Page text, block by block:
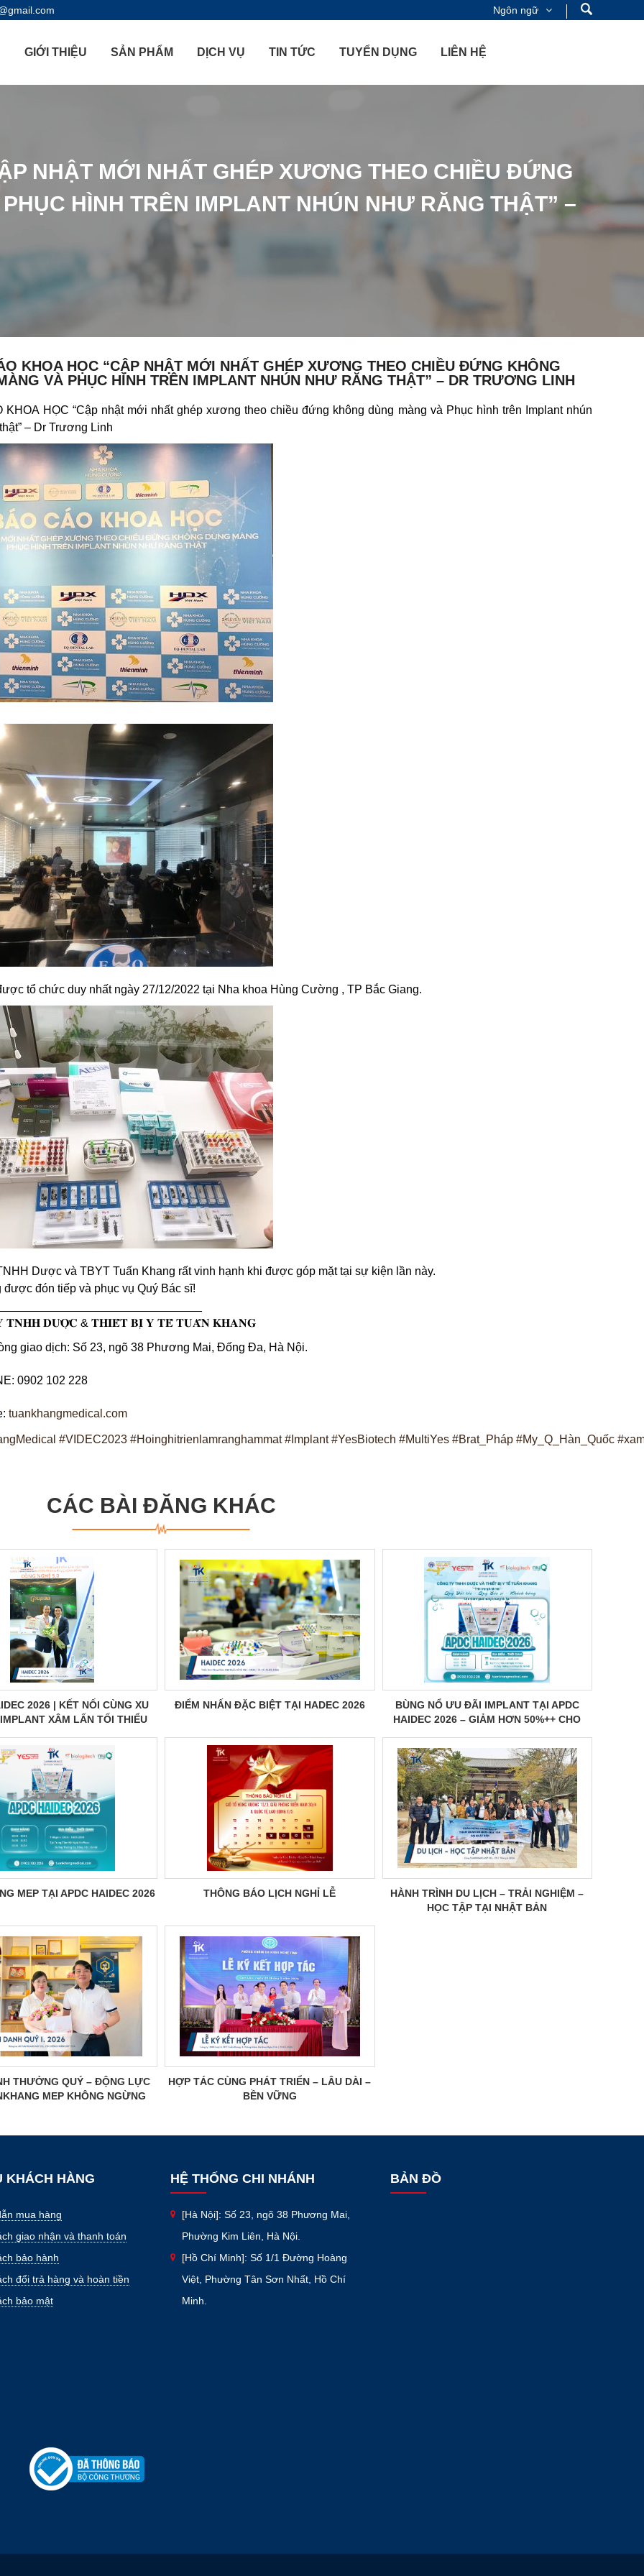
Ngôn ngữ
GIỚI THIỆU SẢN PHẨM DỊCH VỤ TIN TỨC TUYỂN DỤNG LIÊN HỆ
NHẬT MỚI NHẤT GHÉP XƯƠNG THEO CHIỀU ĐỨNG
HÌNH TRÊN IMPLANT NHÚN NHƯ RĂNG THẬT” –
KHOA HỌC “CẬP NHẬT MỚI NHẤT GHÉP XƯƠNG THEO CHIỀU ĐỨNG KHÔNG
VÀ PHỤC HÌNH TRÊN IMPLANT NHÚN NHƯ RĂNG THẬT” – DR TRƯƠNG LINH
KHOA HỌC “Cập nhật mới nhất ghép xương theo chiều đứng không dùng màng và Phục hình trên Implant nhún
– Dr Trương Linh
tổ chức duy nhất ngày 27/12/2022 tại Nha khoa Hùng Cường , TP Bắc Giang.
Dược và TBYT Tuấn Khang rất vinh hạnh khi được góp mặt tại sự kiện lần này.
được đón tiếp và phục vụ Quý Bác sĩ!
𝐓𝐍𝐇𝐇 𝐃𝐔̛𝐎̛̣𝐂 & 𝐓𝐇𝐈𝐄̂́𝐓 𝐁𝐈̣ 𝐘 𝐓𝐄̂́ 𝐓𝐔𝐀̂́𝐍 𝐊𝐇𝐀𝐍𝐆
giao dịch: Số 23, ngõ 38 Phương Mai, Đống Đa, Hà Nội.
0902 102 228
tuankhangmedical.com
#VIDEC2023 #Hoinghitrienlamranghammat #Implant #YesBiotech #MultiYes #Brat_Pháp #My_Q_Hàn_Quốc
CÁC BÀI ĐĂNG KHÁC
2026 | KẾT NỐI CÙNG XU
XÂM LẤN TỐI THIỂU
ĐIỂM NHẤN ĐẶC BIỆT TẠI HADEC 2026
BÙNG NỔ ƯU ĐÃI IMPLANT TẠI APDC
HAIDEC 2026 – GIẢM HƠN 50%++ CHO
MEP TẠI APDC HAIDEC 2026 THÔNG BÁO LỊCH NGHỈ LỄ
HÀNH TRÌNH DU LỊCH – TRẢI NGHIỆM –
HỌC TẬP TẠI NHẬT BẢN
THƯỞNG QUÝ – ĐỘNG LỰC
MEP KHÔNG NGỪNG
HỢP TÁC CÙNG PHÁT TRIỂN – LÂU DÀI –
BỀN VỮNG
KHÁCH HÀNG
mua hàng
giao nhận và thanh toán
bảo hành
đổi trả hàng và hoàn tiền
bảo mật
HỆ THỐNG CHI NHÁNH
[Hà Nội]: Số 23, ngõ 38 Phương Mai,
Phường Kim Liên, Hà Nội.
[Hồ Chí Minh]: Số 1/1 Đường Hoàng
Việt, Phường Tân Sơn Nhất, Hồ Chí
Minh.
BẢN ĐỒ